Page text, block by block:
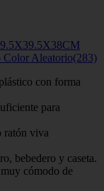
Color Aleatorio(283)
con forma
para
ratón viva
bebedero y caseta.
cómodo de